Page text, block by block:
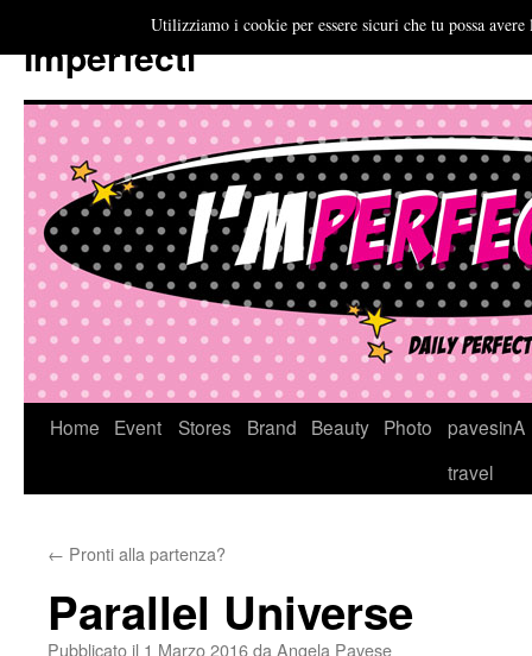
Imperfecti
VaiHome Event Stores Brand Beauty Photo
pavesinA
travel
← Pronti alla partenza?
Parallel Universe
Pubblicato il 1 Marzo 2016da Angela Pavese
Utilizziamo i cookie per essere sicuri che tu possa